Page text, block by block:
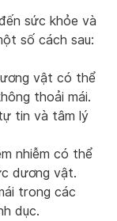
sức khỏe và
số cách sau:
vật có thể
thoải mái.
tin và tâm lý
nhiễm có thể
dương vật.
trong các
dục.